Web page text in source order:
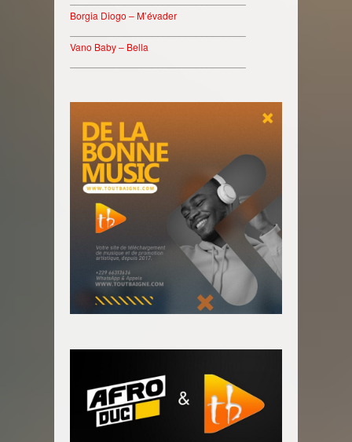
Borgia Diogo – M’évader
Vano Baby – Bella